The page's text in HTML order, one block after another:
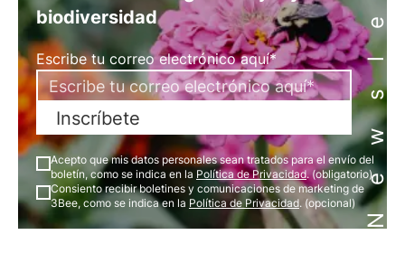
biodiversidad
Escribe tu correo electrónico aquí*
Inscríbete
Acepto que mis datos personales sean tratados para el envío del
boletín, como se indica en la Política de Privacidad. (obligatorio)
Consiento recibir boletines y comunicaciones de marketing de
3Bee, como se indica en la Política de Privacidad. (opcional)